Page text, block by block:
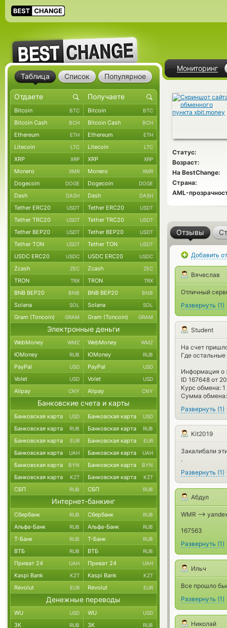
Мониторинг
Статус:
Возраст:
На BestChange:
Страна:
AML-
Отзывы
Добавить
Вячеслав
Отличный
Развернуть (1)
Student
На счет
Где остальные
Информация о
ID 167648 от
Курс обмена:
Сумма обмена:
Развернуть (1)
Kit2019
Закалибали
.
Развернуть (1)
Абдул
WMR -->
167563
Развернуть (1)
Ильч
Все прошло
Развернуть (1)
Николай
Таблица Список Популярное
Bitcoin BTC Bitcoin BTC
Bitcoin Cash BCH Bitcoin Cash BCH
Ethereum ETH Ethereum ETH
Litecoin LTC Litecoin LTC
XRP XRP XRP XRP
Monero XMR Monero XMR
Dogecoin DOGE Dogecoin DOGE
Dash DASH Dash DASH
Tether ERC20 USDT Tether ERC20 USDT
Tether TRC20 USDT Tether TRC20 USDT
Tether BEP20 USDT Tether BEP20 USDT
Tether TON USDT Tether TON USDT
USDC ERC20 USDC USDC ERC20 USDC
Zcash ZEC Zcash ZEC
TRON TRX TRON TRX
BNB BEP20 BNB BNB BEP20 BNB
Solana SOL Solana SOL
Gram (Toncoin) GRAM Gram (Toncoin) GRAM
Электронные деньги
WebMoney WMZ WebMoney WMZ
ЮMoney RUB ЮMoney RUB
PayPal USD PayPal USD
Volet USD Volet USD
Alipay CNY Alipay CNY
Банковские счета и карты
Банковская карта USD Банковская карта USD
Банковская карта RUB Банковская карта RUB
Банковская карта EUR Банковская карта EUR
Банковская карта UAH Банковская карта UAH
Банковская карта BYN Банковская карта BYN
Банковская карта KZT Банковская карта KZT
СБП RUB СБП RUB
Интернет-банкинг
Сбербанк RUB Сбербанк RUB
Альфа-Банк RUB Альфа-Банк RUB
Т-Банк RUB Т-Банк RUB
ВТБ RUB ВТБ RUB
Приват 24 UAH Приват 24 UAH
Kaspi Bank KZT Kaspi Bank KZT
Revolut EUR Revolut EUR
Денежные переводы
WU USD WU USD
ЗК RUB ЗК RUB